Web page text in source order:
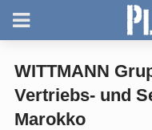
WITTMANN
Vertriebs- und
Marokko